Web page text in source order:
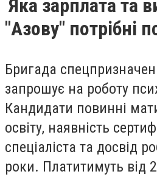
Яка зарплата та
"Азову" потрібні
Бригада
запрошує на роботу
Кандидати повинні
освіту, наявність
спеціаліста та досвід
роки. Платитимуть від